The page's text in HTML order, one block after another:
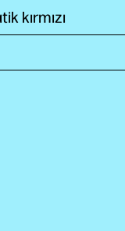
kırmızı